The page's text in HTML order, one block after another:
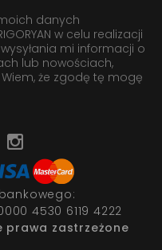
danych
w celu realizacji
mi informacji o
lub nowościach,
Wiem, że zgodę tę mogę
4530 6119 4222
prawa zastrzeżone